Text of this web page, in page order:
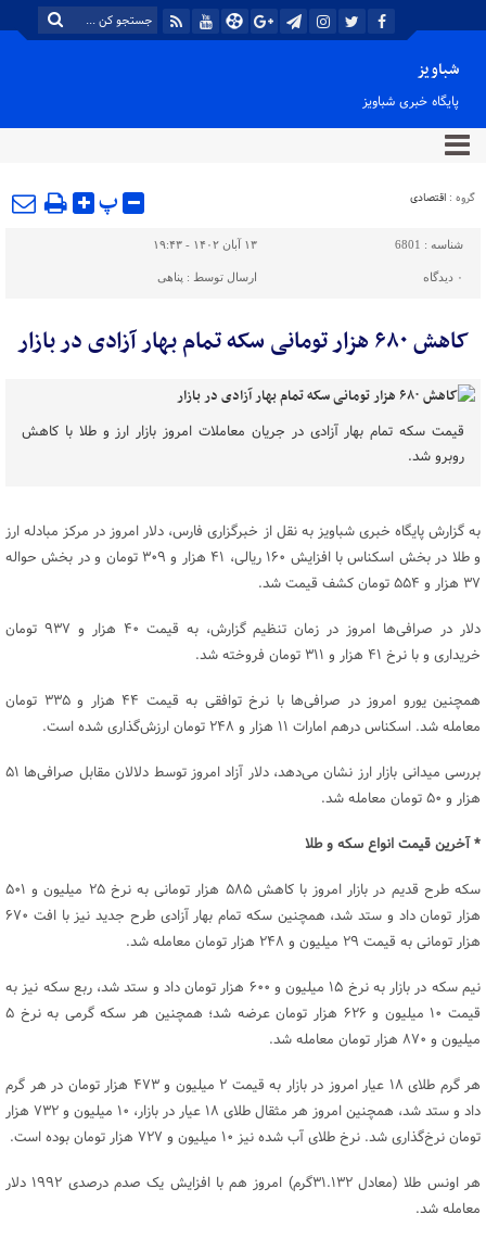
شباویز
پایگاه خبری شباویز
گروه : اقتصادی پ
شناسه : 6801 ۱۳ آبان ۱۴۰۲ - ۱۹:۴۳
۰ دیدگاه ارسال توسط : پناهی
کاهش ۶۸۰ هزار تومانی سکه تمام بهار آزادی در بازار
قیمت سکه تمام بهار آزادی در جریان معاملات امروز بازار ارز و طلا با کاهش
روبرو شد.
به گزارش پایگاه خبری شباویز به نقل از خبرگزاری فارس، دلار امروز در مرکز مبادله ارز
و طلا در بخش اسکناس با افزایش ۱۶۰ ریالی، ۴۱ هزار و ۳۰۹ تومان و در بخش حواله‌
۳۷ هزار و ۵۵۴ تومان کشف قیمت شد‌.
دلار در ‌‌صرافی‌ها امروز در زمان تنظیم گزارش، به قیمت ۴۰ هزار و ۹۳۷ تومان
خریداری و با نرخ ۴۱ هزار و ۳۱۱ تومان فروخته شد.
همچنین ‌یورو امروز در صرافی‌ها با نرخ توافقی به قیمت ۴۴ هزار و ۳۳۵ تومان
معامله شد. اسکناس درهم امارات ۱۱ هزار و ۲۴۸ تومان ارزش‌گذاری شده است.
بررسی میدانی بازار ارز نشان می‌دهد‌،‌ دلار آزاد امروز توسط دلالان مقابل صرافی‌ها ۵۱
هزار و ۵۰ تومان معامله شد.
* آخرین قیمت انواع سکه و طلا ‌
سکه طرح قدیم‌ در بازار امروز با کاهش ۵۸۵ هزار تومانی به نرخ ۲۵ میلیون و ۵۰۱
هزار تومان داد و ستد شد، همچنین سکه تمام بهار آزادی طرح جدید نیز با افت ۶۷۰
هزار تومانی به قیمت ۲۹ میلیون و ۲۴۸ هزار تومان معامله شد.
نیم سکه در بازار به نرخ ۱۵ میلیون و ۶۰۰ هزار تومان داد و ستد شد، ربع سکه نیز به
قیمت ۱۰ میلیون و ۶۲۶ هزار تومان عرضه شد؛ همچنین هر سکه گرمی به نرخ ۵
میلیون و ۸۷۰ هزار تومان معامله شد.
هر گرم طلای ۱۸ عیار امروز در بازار به قیمت ۲ میلیون و ۴۷۳ هزار تومان در هر گرم
داد و ستد شد‌، همچنین امروز هر مثقال طلای ۱۸ عیار در بازار، ۱۰ میلیون و ۷۳۲ هزار
تومان نرخ‌گذاری شد. نرخ طلای آب شده نیز ۱۰ میلیون و ۷۲۷ هزار تومان بوده است.
هر اونس طلا (معادل ۳۱.۱۳۲گرم) امروز هم با افزایش یک صدم درصدی ۱۹۹۲ دلار
معامله شد.